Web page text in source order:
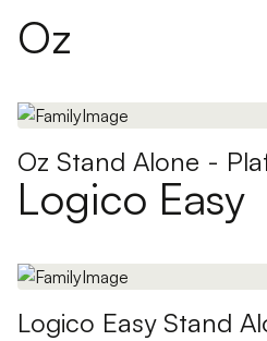
Oz
Oz Stand Alone -
Logico Easy
Logico Easy Stand